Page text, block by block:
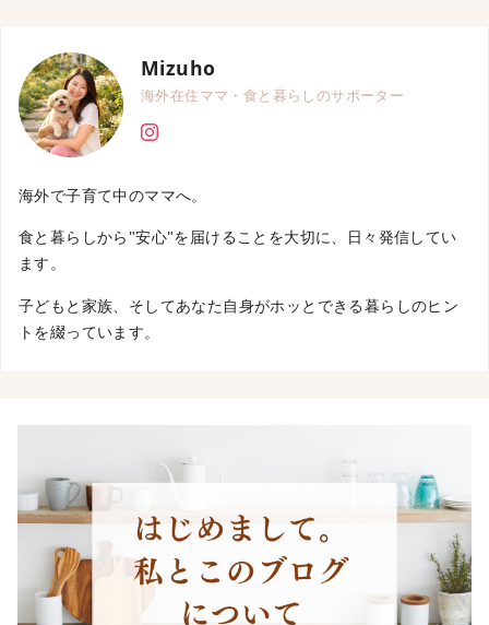
Mizuho
海外在住ママ・食と暮らしのサポーター
海外で子育て中のママへ。
食と暮らしから"安心"を届けることを大切に、日々発信してい
ます。
子どもと家族、そしてあなた自身がホッとできる暮らしのヒン
トを綴っています。